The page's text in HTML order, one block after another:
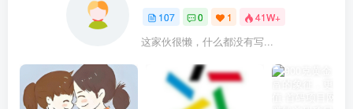
107 0 1 41W+
这家伙很懒，什么都没有写...